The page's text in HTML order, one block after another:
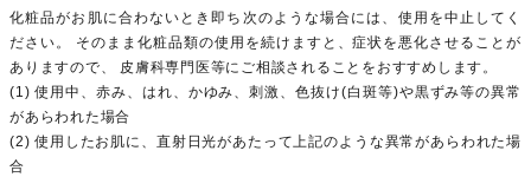
化粧品がお肌に合わないとき即ち次のような場合には、使用を中止してく
ださい。 そのまま化粧品類の使用を続けますと、症状を悪化させることが
ありますので、 皮膚科専門医等にご相談されることをおすすめします。
(1) 使用中、赤み、はれ、かゆみ、刺激、色抜け(白斑等)や黒ずみ等の異常
があらわれた場合
(2) 使用したお肌に、直射日光があたって上記のような異常があらわれた場
合